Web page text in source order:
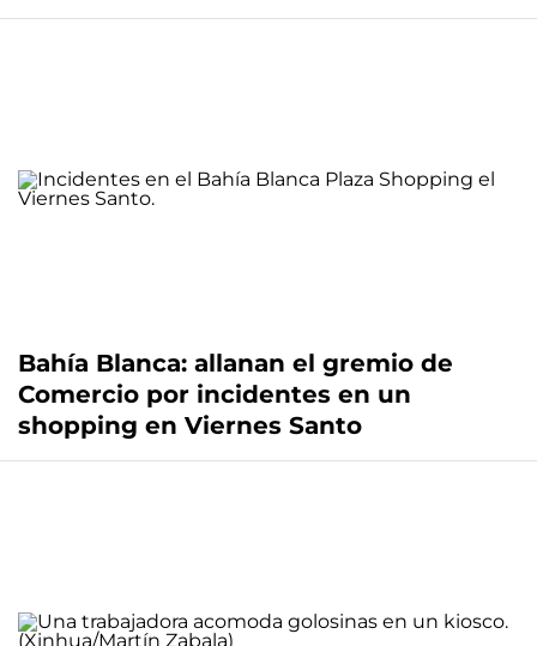
Bahía Blanca: allanan el gremio de
Comercio por incidentes en un
shopping en Viernes Santo